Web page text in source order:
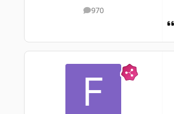
970
messages